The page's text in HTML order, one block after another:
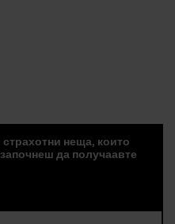
неща, които
да получаавте